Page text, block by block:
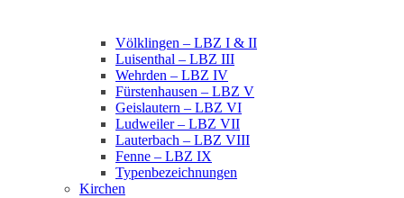
Völklingen – LBZ I & II
Luisenthal – LBZ III
Wehrden – LBZ IV
Fürstenhausen – LBZ V
Geislautern – LBZ VI
Ludweiler – LBZ VII
Lauterbach – LBZ VIII
Fenne – LBZ IX
Typenbezeichnungen
Kirchen